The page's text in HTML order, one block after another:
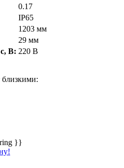
0.17
IP65
1203 мм
29 мм
В: 220 В
близкими:
}}